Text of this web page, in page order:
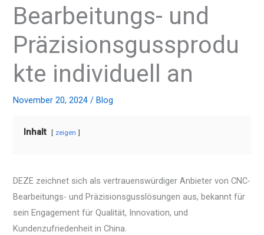
Bearbeitungs- und
Präzisionsgussprodu
kte individuell an
November 20, 2024/Blog
Inhalt zeigen
DEZE zeichnet sich als vertrauenswürdiger Anbieter von CNC-
Bearbeitungs- und Präzisionsgusslösungen aus, bekannt für
sein Engagement für Qualität, Innovation, und
Kundenzufriedenheit in China.